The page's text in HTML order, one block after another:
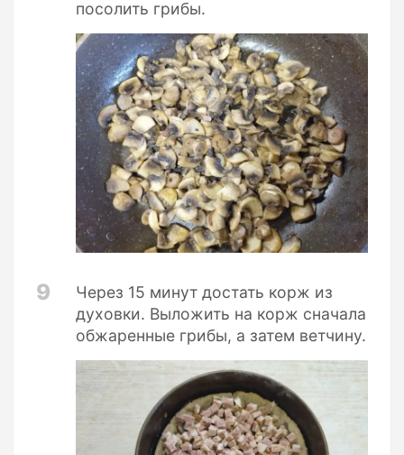
посолить грибы.
9
Через 15 минут достать корж из
духовки. Выложить на корж сначала
обжаренные грибы, а затем ветчину.